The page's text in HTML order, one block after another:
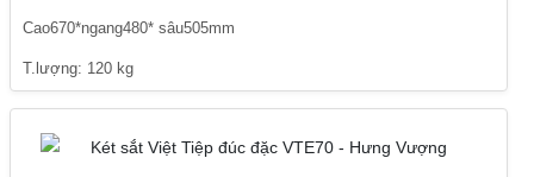
Cao670*ngang480* sâu505mm
T.lượng: 120 kg